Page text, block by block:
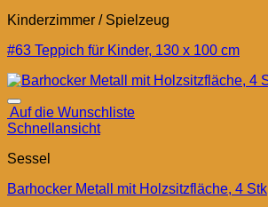
Kinderzimmer / Spielzeug
#63 Teppich für Kinder, 130 x 100 cm
Auf die Wunschliste
Schnellansicht
Sessel
Barhocker Metall mit Holzsitzfläche, 4 Stk